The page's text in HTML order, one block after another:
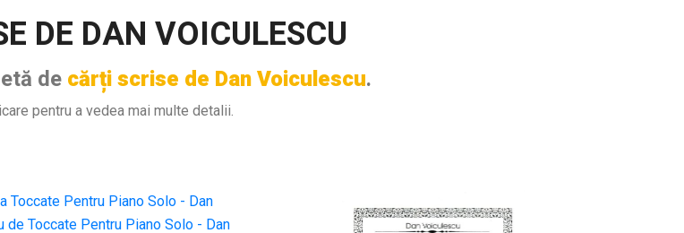
DE DAN VOICULESCU
de cărți scrise de Dan Voiculescu.
pentru a vedea mai multe detalii.